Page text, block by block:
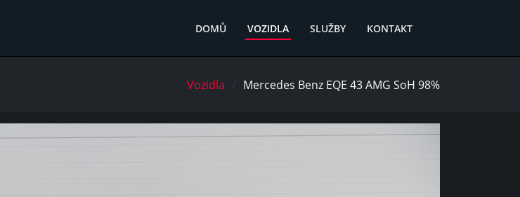
DOMŮ VOZIDLA SLUŽBY KONTAKT
Vozidla Mercedes Benz EQE 43 AMG SoH 98%